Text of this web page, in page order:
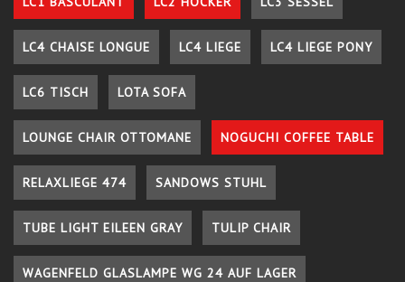
LC4 CHAISE LONGUE LC4 LIEGE LC4 LIEGE PONY
LC6 TISCH LOTA SOFA
LOUNGE CHAIR OTTOMANE NOGUCHI COFFEE TABLE
RELAXLIEGE 474 SANDOWS STUHL
TUBE LIGHT EILEEN GRAY TULIP CHAIR
WAGENFELD GLASLAMPE WG 24 AUF LAGER